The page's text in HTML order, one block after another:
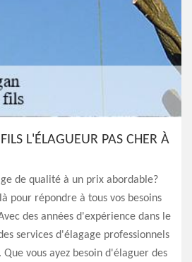
L'ÉLAGUEUR PAS CHER À
de qualité à un prix abordable?
pour répondre à tous vos besoins
des années d'expérience dans le
services d'élagage professionnels
vous ayez besoin d'élaguer des